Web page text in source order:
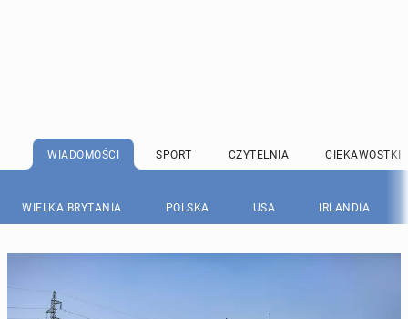
WIADOMOŚCI SPORT CZYTELNIA CIEKAWOSTKI
WIELKA BRYTANIA POLSKA USA IRLANDIA